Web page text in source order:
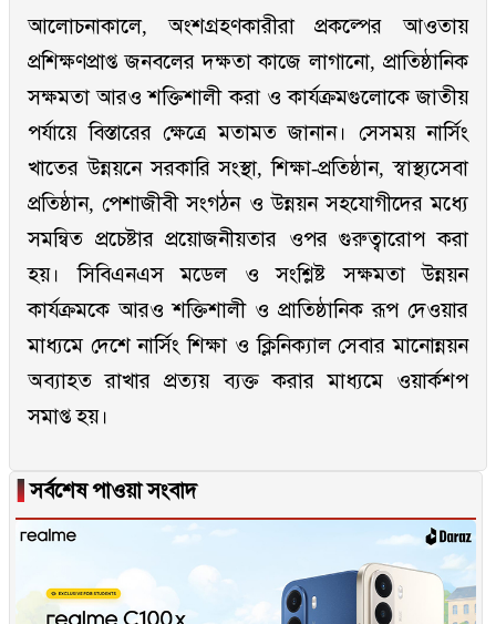
আলোচনাকালে, অংশগ্রহণকারীরা প্রকল্পের আওতায়
প্রশিক্ষণপ্রাপ্ত জনবলের দক্ষতা কাজে লাগানো, প্রাতিষ্ঠানিক
সক্ষমতা আরও শক্তিশালী করা ও কার্যক্রমগুলোকে জাতীয়
পর্যায়ে বিস্তারের ক্ষেত্রে মতামত জানান। সেসময় নার্সিং
খাতের উন্নয়নে সরকারি সংস্থা, শিক্ষা-প্রতিষ্ঠান, স্বাস্থ্যসেবা
প্রতিষ্ঠান, পেশাজীবী সংগঠন ও উন্নয়ন সহযোগীদের মধ্যে
সমন্বিত প্রচেষ্টার প্রয়োজনীয়তার ওপর গুরুত্বারোপ করা
হয়। সিবিএনএস মডেল ও সংশ্লিষ্ট সক্ষমতা উন্নয়ন
কার্যক্রমকে আরও শক্তিশালী ও প্রাতিষ্ঠানিক রূপ দেওয়ার
মাধ্যমে দেশে নার্সিং শিক্ষা ও ক্লিনিক্যাল সেবার মানোন্নয়ন
অব্যাহত রাখার প্রত্যয় ব্যক্ত করার মাধ্যমে ওয়ার্কশপ
সমাপ্ত হয়।
▐সর্বশেষ পাওয়া সংবাদ